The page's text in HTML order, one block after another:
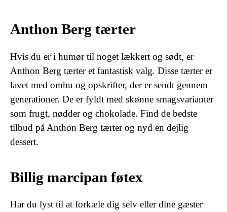
Anthon Berg tærter
Hvis du er i humør til noget lækkert og sødt, er
Anthon Berg tærter et fantastisk valg. Disse tærter er
lavet med omhu og opskrifter, der er sendt gennem
generationer. De er fyldt med skønne smagsvarianter
som frugt, nødder og chokolade. Find de bedste
tilbud på Anthon Berg tærter og nyd en dejlig
dessert.
Billig marcipan føtex
Har du lyst til at forkæle dig selv eller dine gæster